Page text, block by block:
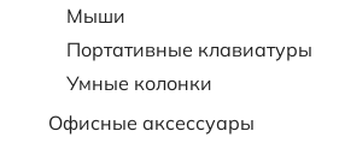
Мыши
Портативные клавиатуры
Умные колонки
Офисные аксессуары